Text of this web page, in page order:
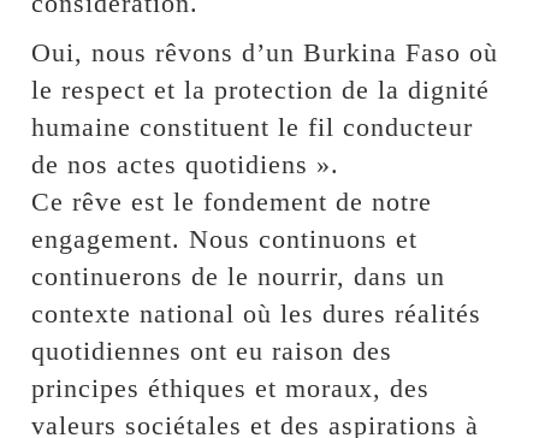
Oui, nous rêvons d’un Burkina Faso où
le respect et la protection de la dignité
humaine constituent le fil conducteur
de nos actes quotidiens ».
Ce rêve est le fondement de notre
engagement. Nous continuons et
continuerons de le nourrir, dans un
contexte national où les dures réalités
quotidiennes ont eu raison des
principes éthiques et moraux, des
valeurs sociétales et des aspirations à